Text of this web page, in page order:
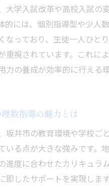
大学入試改革や高校入試の
的には、個別指導型や少人
なっており、生徒一人ひと
重視されています。これに
力の養成が効率的に行える
数指導の魅力とは
坂井市の教育環境や学校ご
いる点が大きな強みです。
進度に合わせたカリキュラム
即したサポートを実現しま